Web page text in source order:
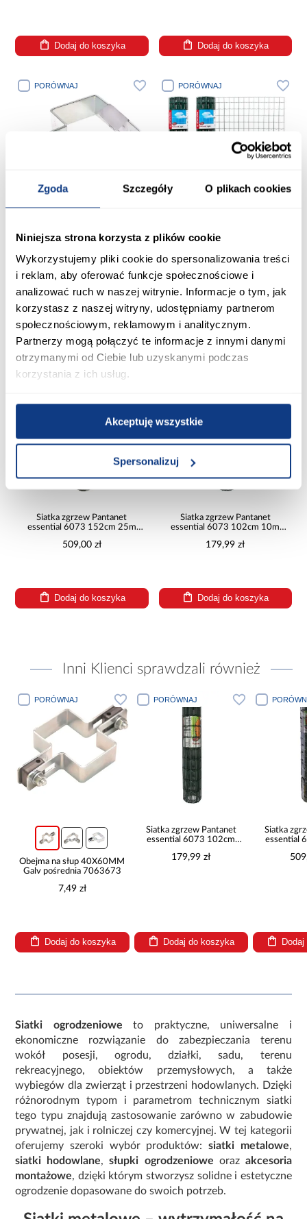
Zgoda Szczegóły O plikach cookies
Niniejsza strona korzysta z plików cookie
Wykorzystujemy pliki cookie do spersonalizowania treści
i reklam, aby oferować funkcje społecznościowe i
analizować ruch w naszej witrynie. Informacje o tym, jak
korzystasz z naszej witryny, udostępniamy partnerom
społecznościowym, reklamowym i analitycznym.
Partnerzy mogą połączyć te informacje z innymi danymi
otrzymanymi od Ciebie lub uzyskanymi podczas
korzystania z ich usług.
Akceptuję wszystkie
Spersonalizuj
Dodaj do koszyka Dodaj do koszyka
PORÓWNAJ
Obejma na słup 40X60MM Galv
końcowa 7063674
Dodaj do koszyka
PORÓWNAJ
6073 60cm 10m 7061254
109,99 zł
Dodaj do koszyka
PORÓWNAJ
Siatka zgrzew Pantanet
essential 6073 152cm 25m
509,00 zł
Dodaj do koszyka
Siatka zgrzew Pantanet
essential 6073 102cm 10m
179,99 zł
Dodaj do koszyka
Inni Klienci sprawdzali również
PORÓWNAJ
Obejma na słup 40X60MM
Galv pośrednia 7063673
7,49 zł
Dodaj do koszyka
PORÓWNAJ
Siatka zgrzew Pantanet
essential 6073 102cm
179,99 zł
Dodaj do koszyka
Siatka
essential
Siatki ogrodzeniowe to praktyczne, uniwersalne i
ekonomiczne rozwiązanie do zabezpieczania terenu
wokół posesji, ogrodu, działki, sadu, terenu
rekreacyjnego, obiektów przemysłowych, a także
wybiegów dla zwierząt i przestrzeni hodowlanych. Dzięki
różnorodnym typom i parametrom technicznym siatki
tego typu znajdują zastosowanie zarówno w zabudowie
prywatnej, jak i rolniczej czy komercyjnej. W tej kategorii
oferujemy szeroki wybór produktów: siatki metalowe,
siatki hodowlane,słupki ogrodzeniowe oraz akcesoria
montażowe, dzięki którym stworzysz solidne i estetyczne
ogrodzenie dopasowane do swoich potrzeb.